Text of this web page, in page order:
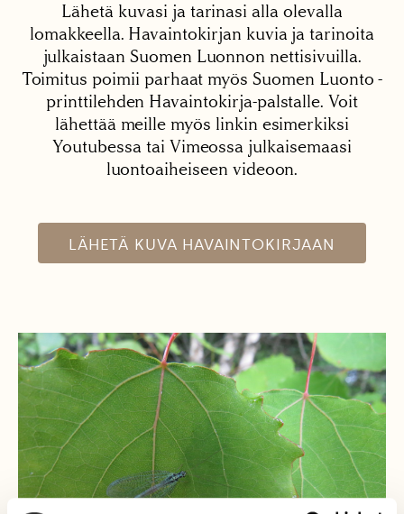
Lähetä kuvasi ja tarinasi alla olevalla
lomakkeella. Havaintokirjan kuvia ja tarinoita
julkaistaan Suomen Luonnon nettisivuilla.
Toimitus poimii parhaat myös Suomen Luonto -
printtilehden Havaintokirja-palstalle. Voit
lähettää meille myös linkin esimerkiksi
Youtubessa tai Vimeossa julkaisemaasi
luontoaiheiseen videoon.
LÄHETÄ KUVA HAVAINTOKIRJAAN